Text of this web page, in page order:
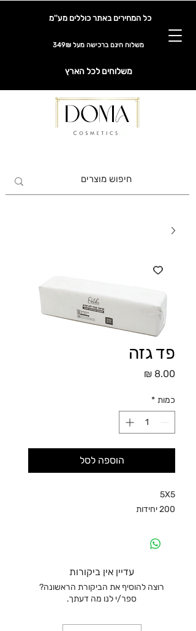
כל המחירים באתר כוללים מע''מ
משלוח חינם ברכישה מעל 349₪
משלוחים לכל הארץ
פד גזה
כמות *
הוספה לסל
5X5
200 יחידות
עדיין אין ביקורות
רוצה להוסיף את הביקורת הראשונה?
ספר/י לנו מה דעתך.